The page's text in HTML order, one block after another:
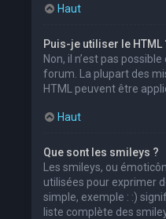
Haut
Puis-je utiliser le HTML
Non, il n’est pas
forum. La plupart des
HTML peuvent être
Haut
Que sont les smileys ?
Les smileys, ou
utilisées pour exprimer
simple, exemple : :)
liste complète des